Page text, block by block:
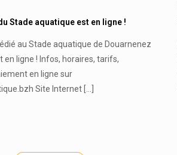
Stade aquatique est en ligne !
au Stade aquatique de Douarnenez
en ligne ! Infos, horaires, tarifs,
en ligne sur
Site Internet